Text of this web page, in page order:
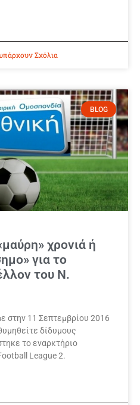
Σχόλια
BLOG
χρονιά ή
για το
του Ν.
στην 11 Σεπτεμβρίου 2016
δίδυμους
το εναρκτήριο
League 2.